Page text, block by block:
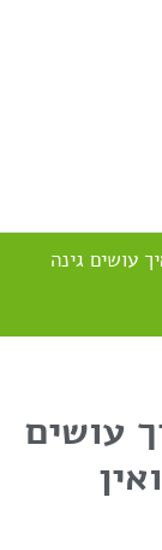
12 – איך עושים גינה
12 – איך עושים